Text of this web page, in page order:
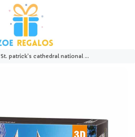
St. patrick's cathedral national geographic puzzle 3d - cubicfun